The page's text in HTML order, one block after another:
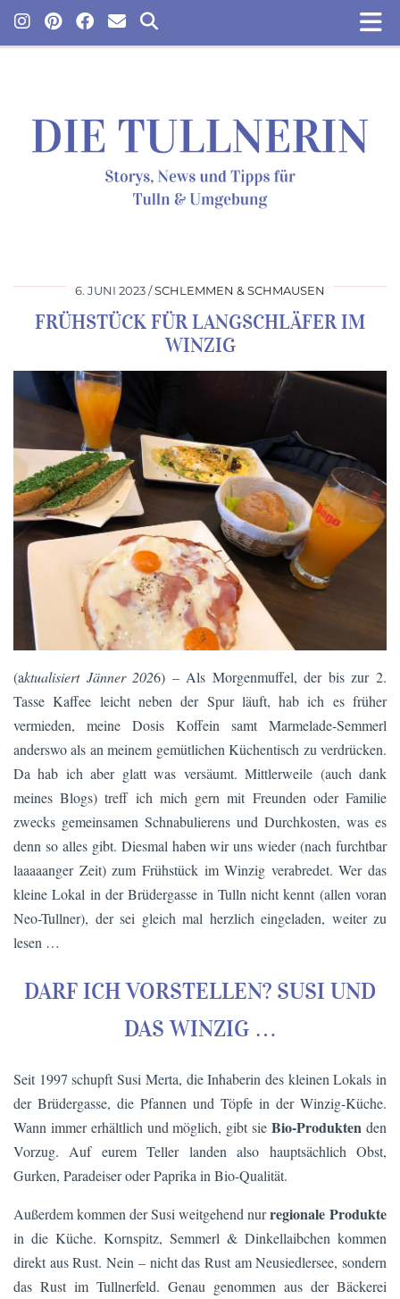
6. JUNI 2023 SCHLEMMEN & SCHMAUSEN
FRÜHSTÜCK FÜR LANGSCHLÄFER IM
WINZIG
(aktualisiert Jänner 2026) – Als Morgenmuffel, der bis zur 2.
Tasse Kaffee leicht neben der Spur läuft, hab ich es früher
vermieden, meine Dosis Koffein samt Marmelade-Semmerl
anderswo als an meinem gemütlichen Küchentisch zu verdrücken.
Da hab ich aber glatt was versäumt. Mittlerweile (auch dank
meines Blogs) treff ich mich gern mit Freunden oder Familie
zwecks gemeinsamen Schnabulierens und Durchkosten, was es
denn so alles gibt. Diesmal haben wir uns wieder (nach furchtbar
laaaaanger Zeit) zum Frühstück im Winzig verabredet. Wer das
kleine Lokal in der Brüdergasse in Tulln nicht kennt (allen voran
Neo-Tullner), der sei gleich mal herzlich eingeladen, weiter zu
lesen …
DARF ICH VORSTELLEN? SUSI UND
DAS WINZIG …
Seit 1997 schupft Susi Merta, die Inhaberin des kleinen Lokals in
der Brüdergasse, die Pfannen und Töpfe in der Winzig-Küche.
Wann immer erhältlich und möglich, gibt sie Bio-Produkten den
Vorzug. Auf eurem Teller landen also hauptsächlich Obst,
Gurken, Paradeiser oder Paprika in Bio-Qualität.
Außerdem kommen der Susi weitgehend nurregionale Produkte
in die Küche. Kornspitz, Semmerl & Dinkellaibchen kommen
direkt aus Rust. Nein – nicht das Rust am Neusiedlersee, sondern
das Rust im Tullnerfeld. Genau genommen aus der Bäckerei